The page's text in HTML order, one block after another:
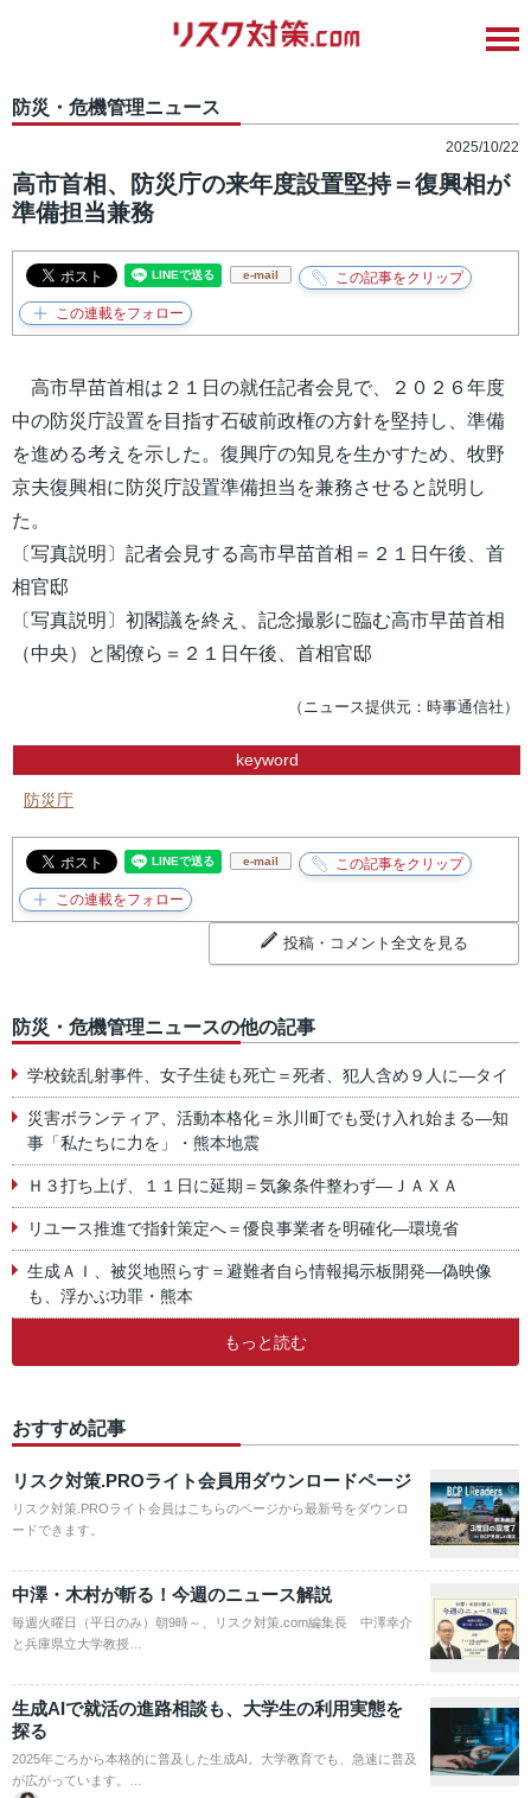
防災・危機管理ニュース
2025/10/22
高市首相、防災庁の来年度設置堅持＝復興相が
準備担当兼務
e-mail
高市早苗首相は２１日の就任記者会見で、２０２６年度
中の防災庁設置を目指す石破前政権の方針を堅持し、準備
を進める考えを示した。復興庁の知見を生かすため、牧野
京夫復興相に防災庁設置準備担当を兼務させると説明し
た。
〔写真説明〕記者会見する高市早苗首相＝２１日午後、首
相官邸
〔写真説明〕初閣議を終え、記念撮影に臨む高市早苗首相
（中央）と閣僚ら＝２１日午後、首相官邸
（ニュース提供元：時事通信社）
keyword
防災庁
e-mail
投稿・コメント全文を見る
防災・危機管理ニュースの他の記事
学校銃乱射事件、女子生徒も死亡＝死者、犯人含め９人に―タイ
災害ボランティア、活動本格化＝氷川町でも受け入れ始まる―知
事「私たちに力を」・熊本地震
Ｈ３打ち上げ、１１日に延期＝気象条件整わず―ＪＡＸＡ
リユース推進で指針策定へ＝優良事業者を明確化―環境省
生成ＡＩ、被災地照らす＝避難者自ら情報掲示板開発―偽映像
も、浮かぶ功罪・熊本
もっと読む
おすすめ記事
リスク対策.PROライト会員用ダウンロードページ
リスク対策.PROライト会員はこちらのページから最新号をダウンロ
ードできます。
中澤・木村が斬る！今週のニュース解説
毎週火曜日（平日のみ）朝9時～、リスク対策.com編集長 中澤幸介
と兵庫県立大学教授…
生成AIで就活の進路相談も、大学生の利用実態を
探る
2025年ごろから本格的に普及した生成AI。大学教育でも、急速に普及
が広がっています。…